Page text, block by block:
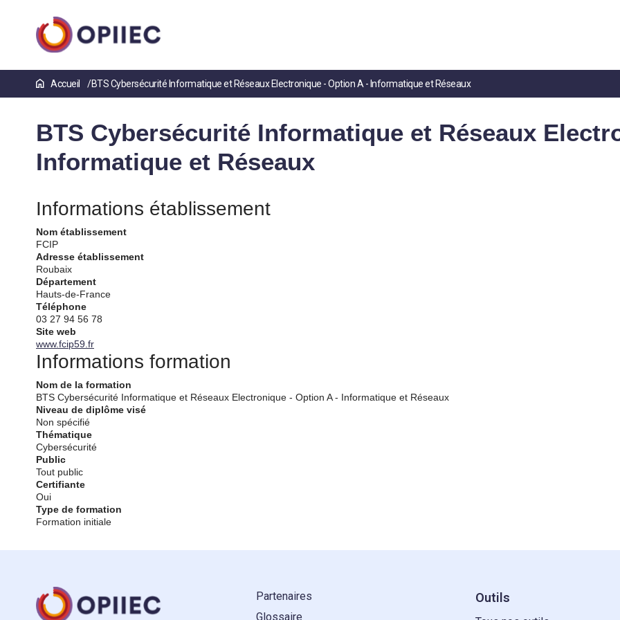
contenu
Accueil BTS Cybersécurité Informatique et Réseaux Electronique - Option A - Informatique et Réseaux
BTS Cybersécurité Informatique et Réseaux
Informatique et Réseaux
Informations établissement
Nom établissement
FCIP
Adresse établissement
Roubaix
Département
Hauts-de-France
Téléphone
03 27 94 56 78
Site web
www.fcip59.fr
Informations formation
Nom de la formation
BTS Cybersécurité Informatique et Réseaux Electronique - Option A - Informatique et Réseaux
Niveau de diplôme visé
Non spécifié
Thématique
Cybersécurité
Public
Tout public
Certifiante
Oui
Type de formation
Formation initiale
Partenaires
Glossaire
Outils